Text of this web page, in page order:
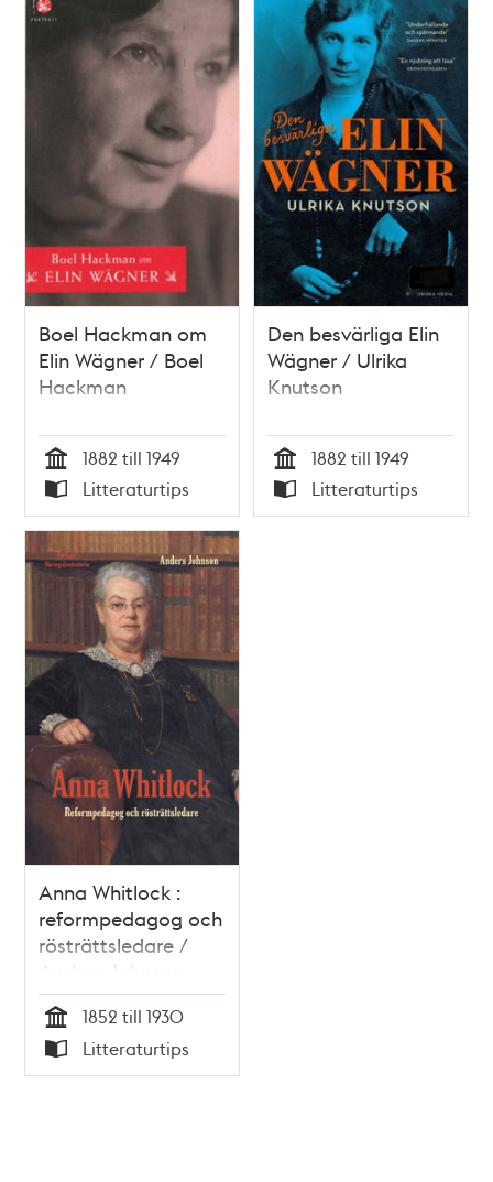
Boel Hackman om
Elin Wägner / Boel
Hackman
Tid
1882 till 1949
Typ
Litteraturtips
Den besvärliga Elin
Wägner / Ulrika
Knutson
Tid
1882 till 1949
Typ
Litteraturtips
Anna Whitlock :
reformpedagog och
rösträttsledare /
Anders Johnson
Tid
1852 till 1930
Typ
Litteraturtips